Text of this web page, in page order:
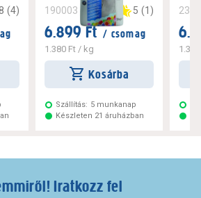
(4) 190003 5 (1)
6.899 Ft / csomag
1.380 Ft/ kg
Kosárba
Szállítás: 5 munkanap
Készleten 21 áruházban
Iratkozz fel